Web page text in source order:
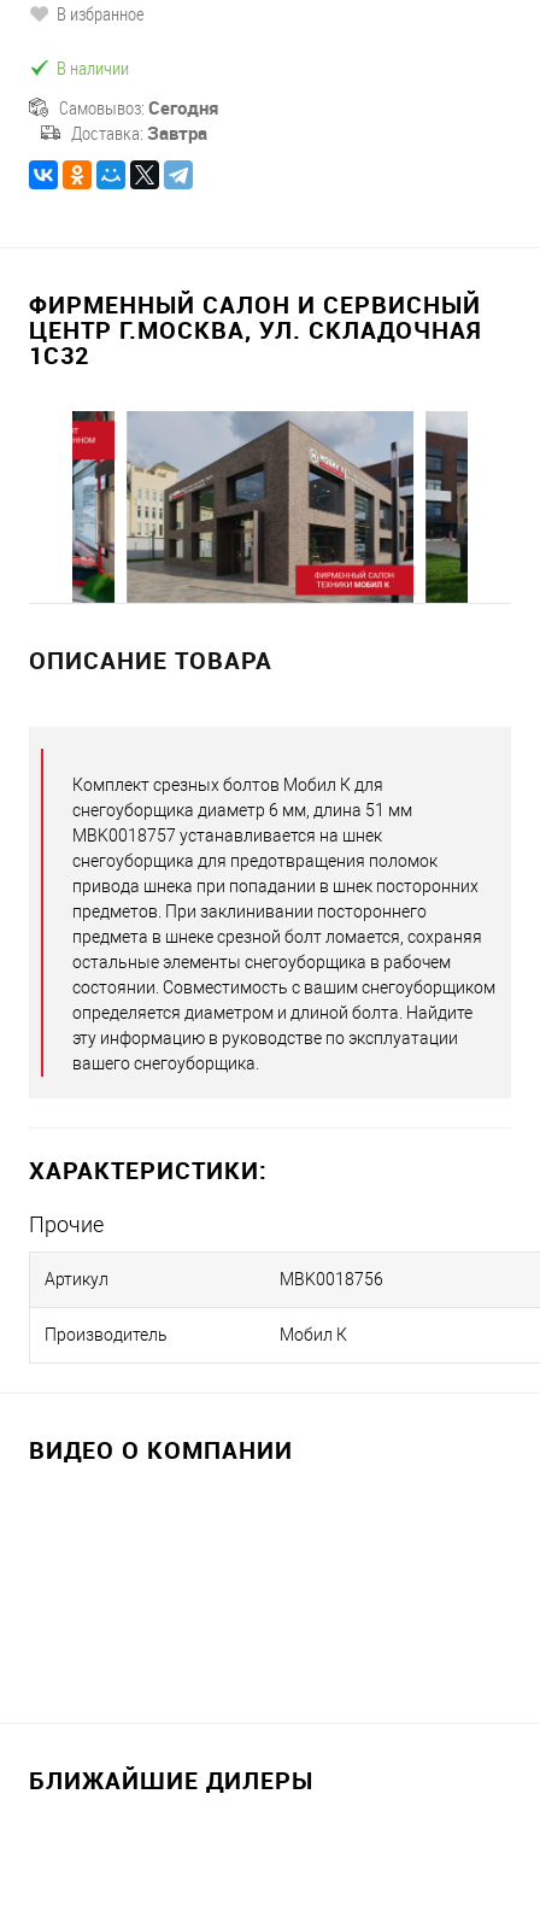
В избранное
В наличии
Самовывоз: Сегодня
Доставка: Завтра
ФИРМЕННЫЙ САЛОН И СЕРВИСНЫЙ
ЦЕНТР Г.МОСКВА, УЛ. СКЛАДОЧНАЯ
1С32
ОПИСАНИЕ ТОВАРА
Комплект срезных болтов Мобил К для
снегоуборщика диаметр 6 мм, длина 51 мм
MBK0018757 устанавливается на шнек
снегоуборщика для предотвращения поломок
привода шнека при попадании в шнек посторонних
предметов. При заклинивании постороннего
предмета в шнеке срезной болт ломается, сохраняя
остальные элементы снегоуборщика в рабочем
состоянии. Совместимость с вашим снегоуборщиком
определяется диаметром и длиной болта. Найдите
эту информацию в руководстве по эксплуатации
вашего снегоуборщика.
ХАРАКТЕРИСТИКИ:
Прочие
Артикул MBK0018756
Производитель Мобил К
ВИДЕО О КОМПАНИИ
БЛИЖАЙШИЕ ДИЛЕРЫ